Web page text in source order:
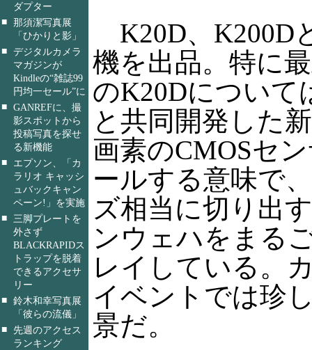
ダプター
■ 那須潔写真展
「ひかりと影」
■ デジタルカメラ
マガジンが
Kindleの“雑誌99
円均一セール”に
■ GANREFに、撮
影スポットから
投稿写真を探せ
る新機能
■
エプソン、「カ
ラリオ キャッシ
ュバックキャン
ペーン!」を実施
■ 三脚プレートを
外さず
BLACKRAPIDス
トラップを脱着
できるアクセサ
リー
■ 鈴木和幸写真展
「彼らの流儀」
■ 先週のアクセス
ランキング
K20D、K200D
機を出品。特に
のK20Dについて
と共同開発した
画素のCMOSセ
ールする意味で
ズ相当に切り出
ンウェハをまる
レイしている。
イベントでは珍
景だ。